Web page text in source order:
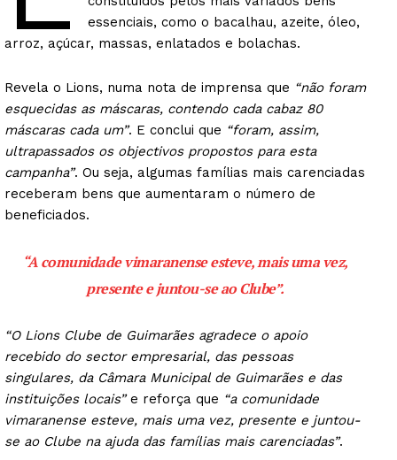
essenciais, como o bacalhau, azeite, óleo,
arroz, açúcar, massas, enlatados e bolachas.
Revela o Lions, numa nota de imprensa que “não foram
esquecidas as máscaras, contendo cada cabaz 80
máscaras cada um”. E conclui que “foram, assim,
ultrapassados os objectivos propostos para esta
campanha”. Ou seja, algumas famílias mais carenciadas
receberam bens que aumentaram o número de
beneficiados.
“A comunidade vimaranense esteve, mais uma vez,
presente e juntou-se ao Clube”.
“O Lions Clube de Guimarães agradece o apoio
recebido do sector empresarial, das pessoas
singulares, da Câmara Municipal de Guimarães e das
instituições locais”e reforça que “a comunidade
vimaranense esteve, mais uma vez, presente e juntou-
se ao Clube na ajuda das famílias mais carenciadas”.